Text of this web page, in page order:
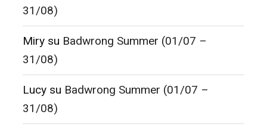
31/08)
Miry su Badwrong Summer (01/07 –
31/08)
Lucy su Badwrong Summer (01/07 –
31/08)